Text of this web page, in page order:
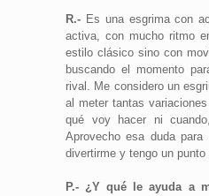
R.- Es una esgrima con
activa, con mucho ritmo
estilo clásico sino con
buscando el momento
rival. Me considero un
al meter tantas
qué voy hacer ni
Aprovecho esa duda
divertirme y tengo un punto
P.- ¿Y qué le ayuda a